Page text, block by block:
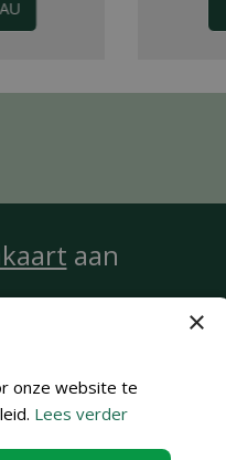
aan
×
onze website te
Lees verder